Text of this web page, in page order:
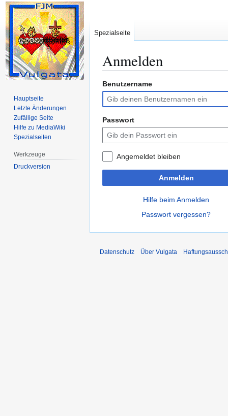
Anmelden
Zur
Navigation
springen
Zur
Suche
springen
Benutzername
Passwort
Angemeldet bleiben
Anmelden
Hilfe beim Anmelden
Passwort vergessen?
Spezialseite
Hauptseite
Letzte Änderungen
Zufällige Seite
Hilfe zu MediaWiki
Spezialseiten
Werkzeuge
Druckversion
Datenschutz Über Vulgata